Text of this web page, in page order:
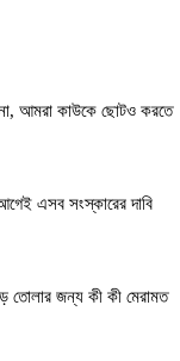
না, আমরা কাউকে ছোটও করতে
এসব সংস্কারের দাবি
তোলার জন্য কী কী মেরামত